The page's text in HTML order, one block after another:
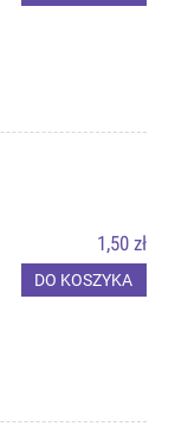
1,50 zł
DO KOSZYKA